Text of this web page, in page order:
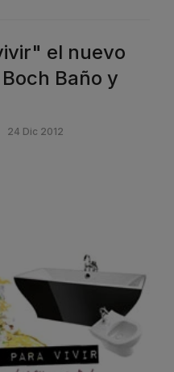
el nuevo
Baño y
24 Dic 2012